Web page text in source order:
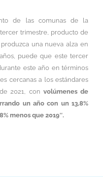
de las comunas de la
trimestre, producto de
una nueva alza en
puede que este tercer
este año en términos
cercanas a los estándares
2021, con volúmenes de
un año con un 13,8%
menos que 2019″.